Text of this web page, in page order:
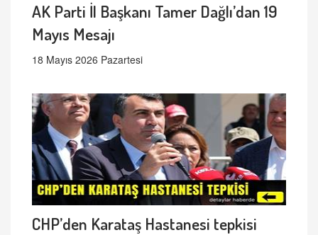
AK Parti İl Başkanı Tamer Dağlı’dan 19
Mayıs Mesajı
18 Mayıs 2026 Pazartesi
CHP’den Karataş Hastanesi tepkisi